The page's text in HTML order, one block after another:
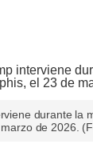
durante la
de 2026.